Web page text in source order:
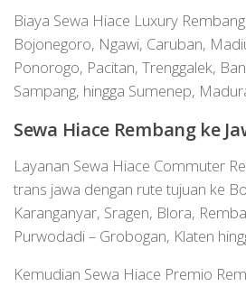
Biaya Sewa Hiace Luxury
Bojonegoro, Ngawi, Caruban,
Ponorogo, Pacitan, Trenggalek,
Sampang, hingga Sumenep,
Sewa Hiace Rembang ke
Layanan Sewa Hiace Commuter
trans jawa dengan rute tujuan ke
Karanganyar, Sragen, Blora,
Purwodadi – Grobogan, Klaten
Kemudian Sewa Hiace Premio